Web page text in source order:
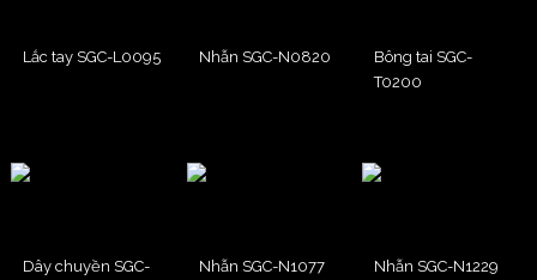
Lắc tay SGC-L0095 Nhẫn SGC-N0820
Bông tai SGC-
T0200
Dây chuyền SGC-
Nhẫn SGC-N1077 Nhẫn SGC-N1229